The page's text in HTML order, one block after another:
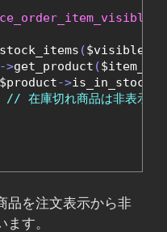
($visible
->get_product ($item_id
$product->is_in_stock
// 在庫切れ商品は非表示
品を注文表示から非
す。